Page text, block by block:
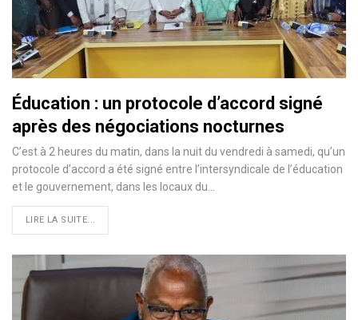
Éducation : un protocole d’accord signé
après des négociations nocturnes
C’est à 2 heures du matin, dans la nuit du vendredi à samedi, qu’un
protocole d’accord a été signé entre l’intersyndicale de l’éducation
et le gouvernement, dans les locaux du…
LIRE LA SUITE...